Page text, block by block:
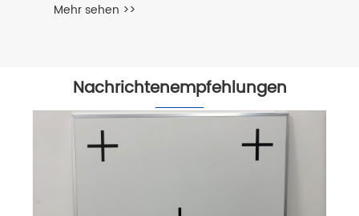
Mehr sehen >>
Nachrichtenempfehlungen